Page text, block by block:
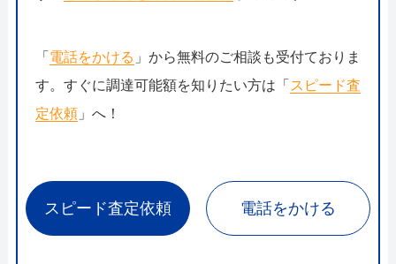
「 電話をかける 」から無料のご相談も受付ておりま
す。すぐに調達可能額を知りたい方は「 スピード査
定依頼」へ！
スピード査定依頼 電話をかける